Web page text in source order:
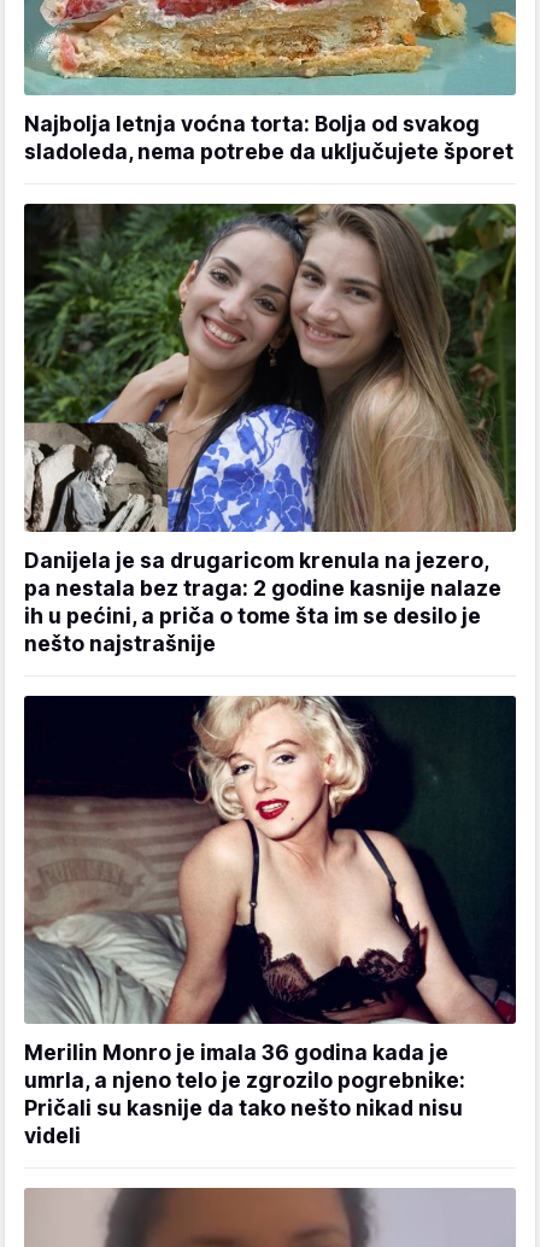
Najbolja letnja voćna torta: Bolja od svakog
sladoleda, nema potrebe da uključujete šporet
Danijela je sa drugaricom krenula na jezero,
pa nestala bez traga: 2 godine kasnije nalaze
ih u pećini, a priča o tome šta im se desilo je
nešto najstrašnije
Merilin Monro je imala 36 godina kada je
umrla, a njeno telo je zgrozilo pogrebnike:
Pričali su kasnije da tako nešto nikad nisu
videli